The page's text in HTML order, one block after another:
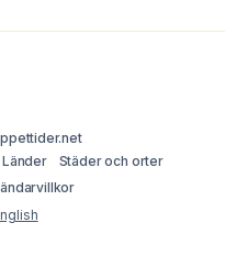
Länder
Städer och orter